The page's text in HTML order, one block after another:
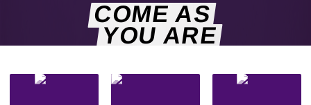
COME AS
YOU ARE